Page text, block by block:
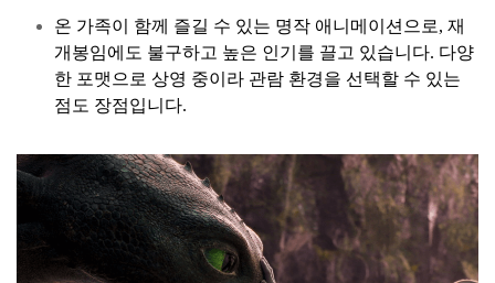
온 가족이 함께 즐길 수 있는 명작 애니메이션으로, 재
개봉임에도 불구하고 높은 인기를 끌고 있습니다. 다양
한 포맷으로 상영 중이라 관람 환경을 선택할 수 있는
점도 장점입니다.